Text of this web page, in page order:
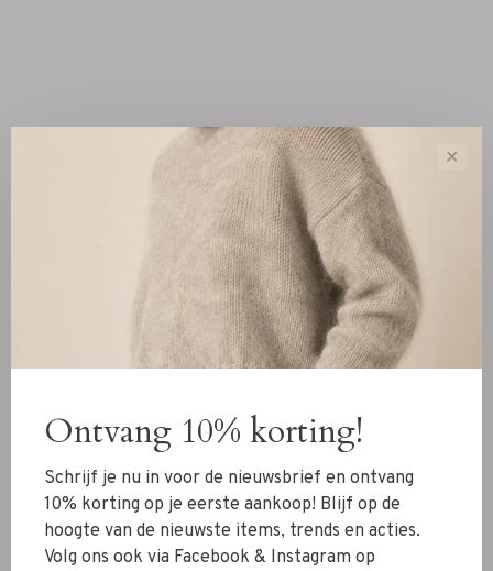
Toon 1 - 0 van 0
Kleding
Sieraden
Accessoires
SALE
✕
Ontvang 10% korting!
Schrijf je nu in voor de nieuwsbrief en ontvang
10% korting op je eerste aankoop! Blijf op de
hoogte van de nieuwste items, trends en acties.
Volg ons ook via Facebook & Instagram op